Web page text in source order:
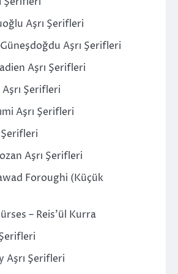
Aşrı Şerifleri
Aşrı Şerifleri
Aşrı Şerifleri
Şerifleri
Aşrı Şerifleri
Aşrı Şerifleri
Foroughi (Küçük
– Reis’ül Kurra
Aşrı Şerifleri